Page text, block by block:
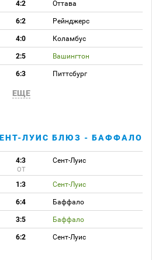
4:2 Оттава
6:2 Рейнджерс
4:0 Коламбус
2:5 Вашингтон
6:3 Питтсбург
ЕЩЕ
ЛУИС БЛЮЗ - БАФФАЛО
4:3 Сент-Луис
ОТ
1:3 Сент-Луис
6:4 Баффало
3:5 Баффало
6:2 Сент-Луис